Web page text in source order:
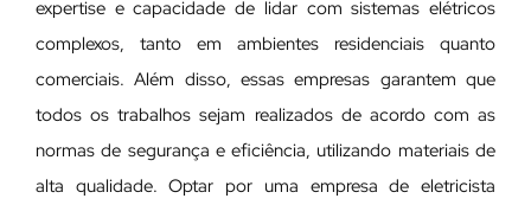
expertise e capacidade de lidar com sistemas elétricos
complexos, tanto em ambientes residenciais quanto
comerciais. Além disso, essas empresas garantem que
todos os trabalhos sejam realizados de acordo com as
normas de segurança e eficiência, utilizando materiais de
alta qualidade. Optar por uma empresa de eletricista